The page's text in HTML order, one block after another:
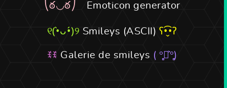
Emoticon generator
Smileys (ASCII)
Galerie de smileys